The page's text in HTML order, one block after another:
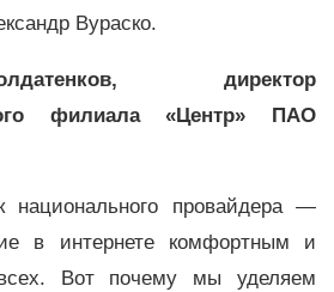
Вураско.
директор
филиала «Центр» ПАО
провайдера —
в интернете комфортным и
Вот почему мы уделяем